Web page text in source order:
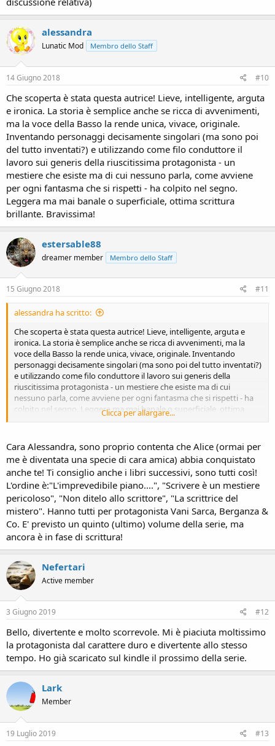
alessandra
Lunatic Mod Membro dello Staff
14 Giugno 2018 #10
Che scoperta è stata questa autrice! Lieve, intelligente, arguta
e ironica. La storia è semplice anche se ricca di avvenimenti,
ma la voce della Basso la rende unica, vivace, originale.
Inventando personaggi decisamente singolari (ma sono poi
del tutto inventati?) e utilizzando come filo conduttore il
lavoro sui generis della riuscitissima protagonista - un
mestiere che esiste ma di cui nessuno parla, come avviene
per ogni fantasma che si rispetti - ha colpito nel segno.
Leggera ma mai banale o superficiale, ottima scrittura
brillante. Bravissima!
estersable88
dreamer member Membro dello Staff
15 Giugno 2018 #11
alessandra ha scritto:
Che scoperta è stata questa autrice! Lieve, intelligente, arguta e
ironica. La storia è semplice anche se ricca di avvenimenti, ma la
voce della Basso la rende unica, vivace, originale. Inventando
personaggi decisamente singolari (ma sono poi del tutto inventati?)
e utilizzando come filo conduttore il lavoro sui generis della
riuscitissima protagonista - un mestiere che esiste ma di cui
nessuno parla, come avviene per ogni fantasma che si rispetti - ha
colpito nel segno. Leggera ma mai banale o superficiale, ottima
Clicca per allargare...
Cara Alessandra, sono proprio contenta che Alice (ormai per
me è diventata una specie di cara amica) abbia conquistato
anche te! Ti consiglio anche i libri successivi, sono tutti così!
L'ordine è:"L'imprevedibile piano....", "Scrivere è un mestiere
pericoloso", "Non ditelo allo scrittore", "La scrittrice del
mistero". Hanno tutti per protagonista Vani Sarca, Berganza &
Co. E' previsto un quinto (ultimo) volume della serie, ma
ancora è in fase di scrittura!
Nefertari
Active member
3 Giugno 2019 #12
Bello, divertente e molto scorrevole. Mi è piaciuta moltissimo
la protagonista dal carattere duro e divertente allo stesso
tempo. Ho già scaricato sul kindle il prossimo della serie.
Lark
Member
19 Luglio 2019 #13